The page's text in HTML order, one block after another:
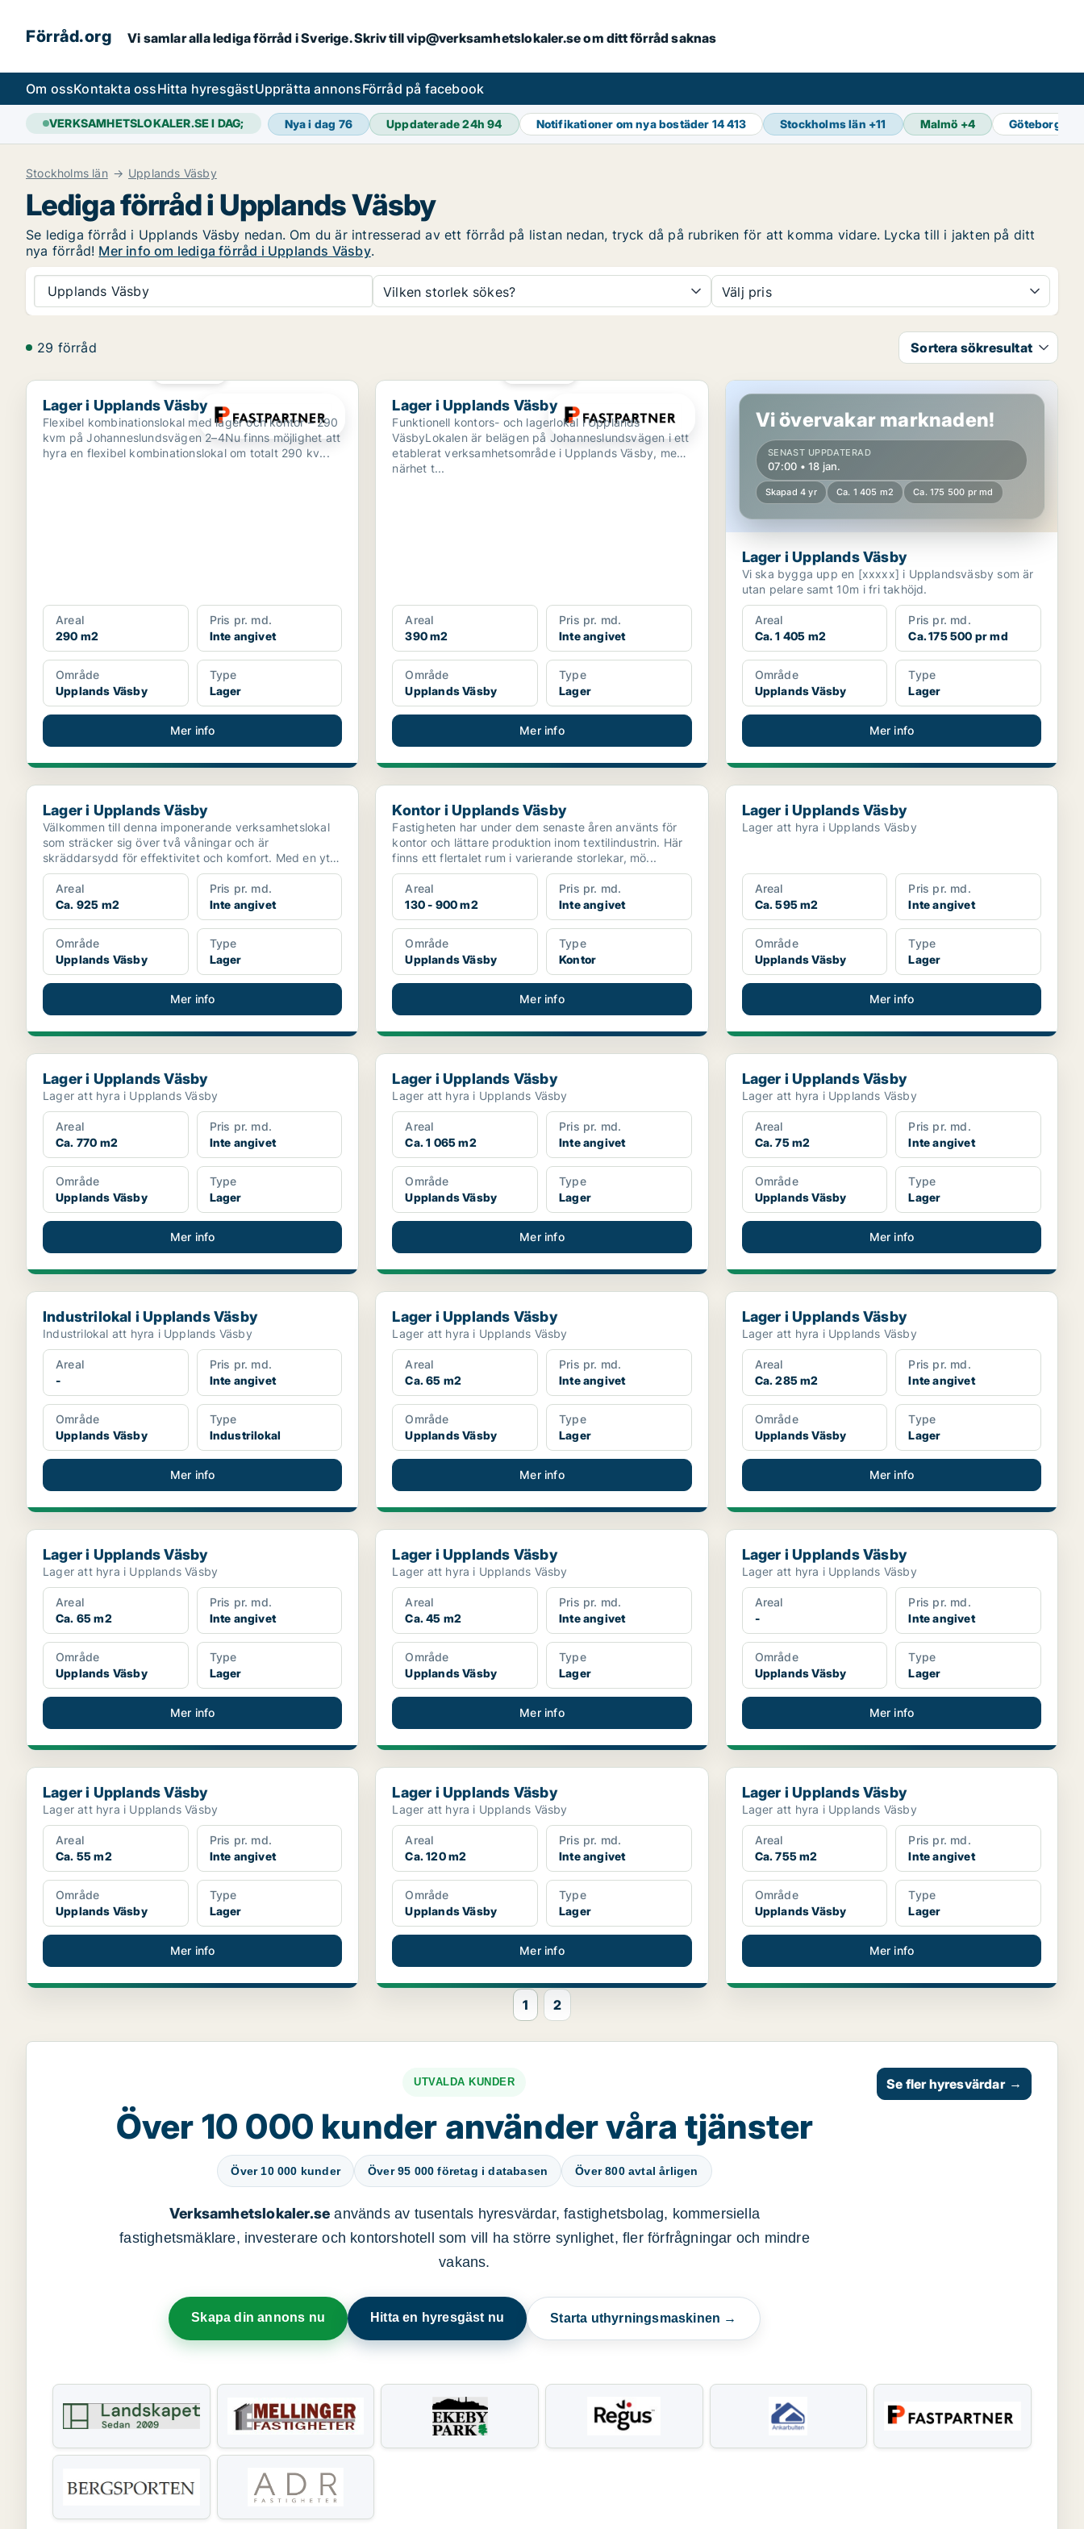
Förråd.org Vi samlar alla lediga förråd i Sverige. Skriv till vip@verksamhetslokaler.se om ditt förråd saknas
Om ossKontakta ossHitta hyresgästUpprätta annonsFörråd på facebook
VERKSAMHETSLOKALER.SE I DAG; Nya i dag 76 Uppdaterade 24h94 Notifikationer om nya bostäder 14 413 Stockholms län +11 Malmö +4 Göteborg
Stockholms län Upplands Väsby
Lediga förråd i Upplands Väsby
Se lediga förråd i Upplands Väsby nedan. Om du är intresserad av ett förråd på listan nedan, tryck då på rubriken för att komma vidare. Lycka till i jakten på ditt
nya förråd! Mer info om lediga förråd i Upplands Väsby.
Upplands Väsby Vilken storlek sökes? Välj pris
29 förråd Sortera sökresultat
Lager i Upplands Väsby
Lager i Upplands Väsby
Flexibel kombinationslokal med lager och kontor – 290
kvm på Johanneslundsvägen 2–4Nu finns möjlighet att
hyra en flexibel kombinationslokal om totalt 290 kv...
Areal
290 m2
Pris pr. md.
Inte angivet
Område
Upplands Väsby
Type
Lager
Mer info
Lager i Upplands Väsby
Lager i Upplands Väsby
Funktionell kontors- och lagerlokal i Upplands
VäsbyLokalen är belägen på Johanneslundsvägen i ett
etablerat verksamhetsområde i Upplands Väsby, med
närhet t...
Areal
390 m2
Pris pr. md.
Inte angivet
Område
Upplands Väsby
Type
Lager
Mer info
Lager i Upplands Väsby
Vi övervakar marknaden!
SENAST UPPDATERAD
07:00 • 18 jan.
Skapad 4 yr Ca. 1 405 m2 Ca. 175 500 pr md
Lager i Upplands Väsby
Vi ska bygga upp en [xxxxx] i Upplandsväsby som är
utan pelare samt 10m i fri takhöjd.
Areal
Ca. 1 405 m2
Pris pr. md.
Ca. 175 500 pr md
Område
Upplands Väsby
Type
Lager
Mer info
Lager i Upplands Väsby
Lager i Upplands Väsby
Välkommen till denna imponerande verksamhetslokal
som sträcker sig över två våningar och är
skräddarsydd för effektivitet och komfort. Med en yta
på 817 kvm ...
Areal
Ca. 925 m2
Pris pr. md.
Inte angivet
Område
Upplands Väsby
Type
Lager
Mer info
Kontor i Upplands Väsby
Kontor i Upplands Väsby
Fastigheten har under dem senaste åren använts för
kontor och lättare produktion inom textilindustrin. Här
finns ett flertalet rum i varierande storlekar, mö...
Areal
130 - 900 m2
Pris pr. md.
Inte angivet
Område
Upplands Väsby
Type
Kontor
Mer info
Lager i Upplands Väsby
Lager i Upplands Väsby
Lager att hyra i Upplands Väsby
Areal
Ca. 595 m2
Pris pr. md.
Inte angivet
Område
Upplands Väsby
Type
Lager
Mer info
Lager i Upplands Väsby
Lager i Upplands Väsby
Lager att hyra i Upplands Väsby
Areal
Ca. 770 m2
Pris pr. md.
Inte angivet
Område
Upplands Väsby
Type
Lager
Mer info
Lager i Upplands Väsby
Lager i Upplands Väsby
Lager att hyra i Upplands Väsby
Areal
Ca. 1 065 m2
Pris pr. md.
Inte angivet
Område
Upplands Väsby
Type
Lager
Mer info
Lager i Upplands Väsby
Lager i Upplands Väsby
Lager att hyra i Upplands Väsby
Areal
Ca. 75 m2
Pris pr. md.
Inte angivet
Område
Upplands Väsby
Type
Lager
Mer info
Industrilokal i Upplands Väsby
Industrilokal i Upplands Väsby
Industrilokal att hyra i Upplands Väsby
Areal
-
Pris pr. md.
Inte angivet
Område
Upplands Väsby
Type
Industrilokal
Mer info
Lager i Upplands Väsby
Lager i Upplands Väsby
Lager att hyra i Upplands Väsby
Areal
Ca. 65 m2
Pris pr. md.
Inte angivet
Område
Upplands Väsby
Type
Lager
Mer info
Lager i Upplands Väsby
Lager i Upplands Väsby
Lager att hyra i Upplands Väsby
Areal
Ca. 285 m2
Pris pr. md.
Inte angivet
Område
Upplands Väsby
Type
Lager
Mer info
Lager i Upplands Väsby
Lager i Upplands Väsby
Lager att hyra i Upplands Väsby
Areal
Ca. 65 m2
Pris pr. md.
Inte angivet
Område
Upplands Väsby
Type
Lager
Mer info
Lager i Upplands Väsby
Lager i Upplands Väsby
Lager att hyra i Upplands Väsby
Areal
Ca. 45 m2
Pris pr. md.
Inte angivet
Område
Upplands Väsby
Type
Lager
Mer info
Lager i Upplands Väsby
Lager i Upplands Väsby
Lager att hyra i Upplands Väsby
Areal
-
Pris pr. md.
Inte angivet
Område
Upplands Väsby
Type
Lager
Mer info
Lager i Upplands Väsby
Lager i Upplands Väsby
Lager att hyra i Upplands Väsby
Areal
Ca. 55 m2
Pris pr. md.
Inte angivet
Område
Upplands Väsby
Type
Lager
Mer info
Lager i Upplands Väsby
Lager i Upplands Väsby
Lager att hyra i Upplands Väsby
Areal
Ca. 120 m2
Pris pr. md.
Inte angivet
Område
Upplands Väsby
Type
Lager
Mer info
Lager i Upplands Väsby
Lager i Upplands Väsby
Lager att hyra i Upplands Väsby
Areal
Ca. 755 m2
Pris pr. md.
Inte angivet
Område
Upplands Väsby
Type
Lager
Mer info
1 2
UTVALDA KUNDER
Över 10 000 kunder använder våra tjänster
Över 10 000 kunder Över 95 000 företag i databasen Över 800 avtal årligen
Verksamhetslokaler.se används av tusentals hyresvärdar, fastighetsbolag, kommersiella
fastighetsmäklare, investerare och kontorshotell som vill ha större synlighet, fler förfrågningar och mindre
vakans.
Skapa din annons nu Hitta en hyresgäst nu Starta uthyrningsmaskinen →
Se fler hyresvärdar →